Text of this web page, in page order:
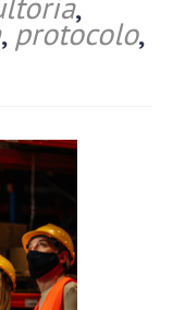
,protocolo,